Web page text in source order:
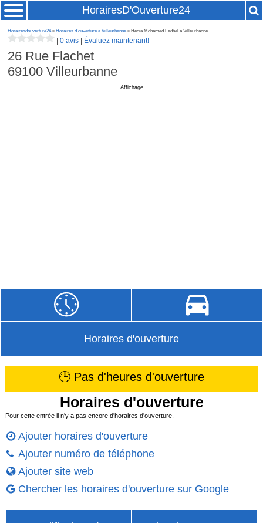
HorairesD'Ouverture24
Horairesdouverture24» Horaires d'ouverture à Villeurbanne » Hedia Mohamed Fadhel à Villeurbanne
|0 avis Évaluez maintenant!
26 Rue Flachet
69100Villeurbanne
Affichage
Horaires d'ouverture
🕒 Pas d'heures d'ouverture
Horaires d'ouverture
Pour cette entrée il n'y a pas encore d'horaires d'ouverture.
Ajouter horaires d'ouverture
Ajouter numéro de téléphone
Ajouter site web
Chercher les horaires d'ouverture sur Google